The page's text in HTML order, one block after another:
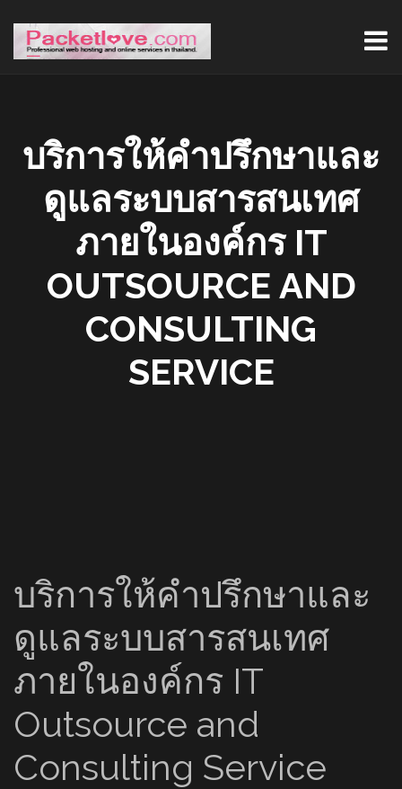
บริการให้คำปรึกษาและ
ดูแลระบบสารสนเทศ
ภายในองค์กร IT
OUTSOURCE AND
CONSULTING
SERVICE
บริการให้คำปรึกษาและ
ดูแลระบบสารสนเทศ
ภายในองค์กร IT
Outsource and
Consulting Service